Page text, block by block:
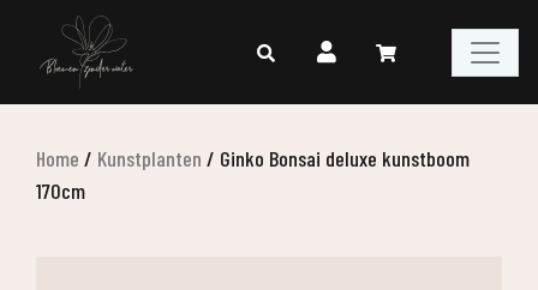
Home / Kunstplanten / Ginko Bonsai deluxe kunstboom
170cm